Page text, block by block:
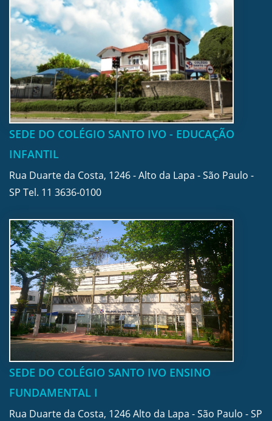
SEDE DO COLÉGIO SANTO IVO - EDUCAÇÃO
INFANTIL
Rua Duarte da Costa, 1246 - Alto da Lapa - São Paulo -
SP Tel. 11 3636-0100
SEDE DO COLÉGIO SANTO IVO ENSINO
FUNDAMENTAL I
Rua Duarte da Costa, 1246 Alto da Lapa - São Paulo - SP